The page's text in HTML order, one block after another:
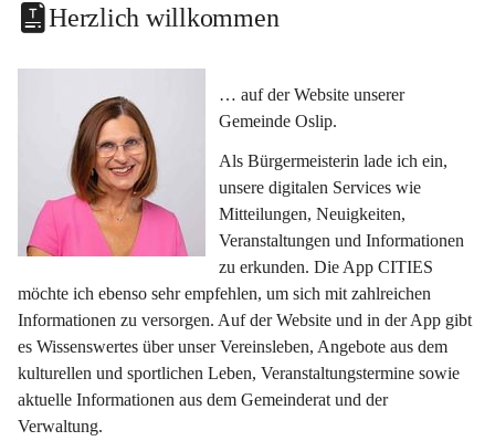
Herzlich willkommen
… auf der Website unserer
Gemeinde Oslip.
Als Bürgermeisterin lade ich ein,
unsere digitalen Services wie
Mitteilungen, Neuigkeiten,
Veranstaltungen und Informationen
zu erkunden. Die App CITIES
möchte ich ebenso sehr empfehlen, um sich mit zahlreichen
Informationen zu versorgen. Auf der Website und in der App gibt
es Wissenswertes über unser Vereinsleben, Angebote aus dem
kulturellen und sportlichen Leben, Veranstaltungstermine sowie
aktuelle Informationen aus dem Gemeinderat und der
Verwaltung.